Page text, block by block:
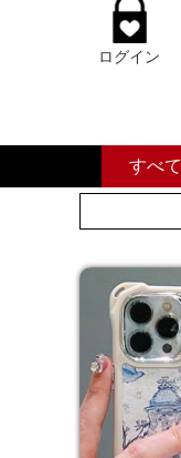
ログイン
すべて